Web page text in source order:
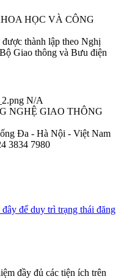
HỌC VÀ CÔNG
thành lập theo Nghị
Giao thông và Bưu điện
N/A
NGHỆ GIAO THÔNG
Đa - Hà Nội - Việt Nam
3834 7980
để duy trì trạng thái đăng
đầy đủ các tiện ích trên